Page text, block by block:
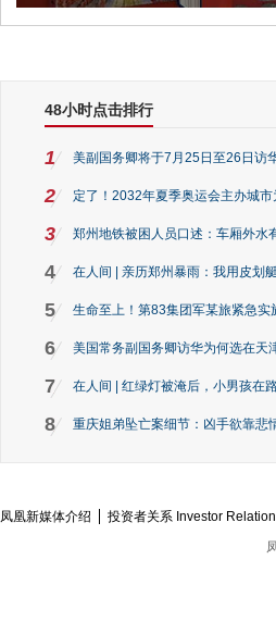
48小时点击排行
1 美副国务卿将于7月25日至26日访
2 定了！2032年夏季奥运会主办城
3 郑州地铁被困人员口述：车厢外水
4 在人间 | 亲历郑州暴雨：我用皮划
5 生命至上！第83集团军某旅紧急实
6 美国常务副国务卿访华为何选在天
7 在人间 | 红绿灯被淹后，小男孩在
8 重庆姐弟坠亡案细节：凶手欲靠悲
凤凰新媒体介绍 投资者关系 Investor